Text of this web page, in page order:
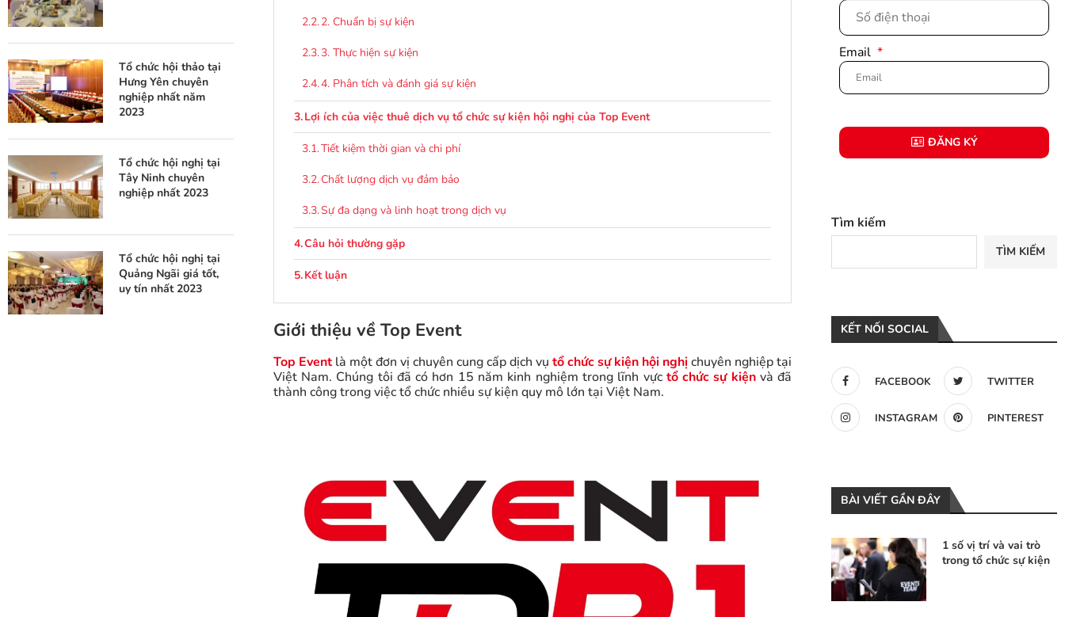
2. Chuẩn bị sự kiện
3. Thực hiện sự kiện
4. Phân tích và đánh giá sự kiện
Lợi ích của việc thuê dịch vụ tổ chức sự kiện hội nghị của Top Event
Tiết kiệm thời gian và chi phí
Chất lượng dịch vụ đảm bảo
Sự đa dạng và linh hoạt trong dịch vụ
Câu hỏi thường gặp
Kết luận
Giới thiệu về Top Event
Top Eventlà một đơn vị chuyên cung cấp dịch vụtổ chức sự kiện hội nghịchuyên nghiệp tại
Việt Nam. Chúng tôi đã có hơn 15 năm kinh nghiệm trong lĩnh vực tổ chức sự kiệnvà đã
thành công trong việc tổ chức nhiều sự kiện quy mô lớn tại Việt Nam.
Email
ĐĂNG KÝ
Tìm kiếm
TÌM KIẾM
KẾT NỐI SOCIAL
FACEBOOK TWITTER
INSTAGRAM PINTEREST
BÀI VIẾT GẦN ĐÂY
1 số vị trí và vai trò
trong tổ chức sự kiện
Tổ chức hội thảo tại
Hưng Yên chuyên
nghiệp nhất năm
2023
Tổ chức hội nghị tại
Tây Ninh chuyên
nghiệp nhất 2023
Tổ chức hội nghị tại
Quảng Ngãi giá tốt,
uy tín nhất 2023